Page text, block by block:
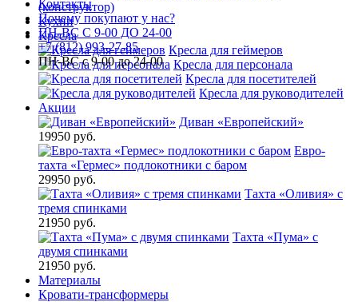
(конструктор)
Кухни
Кресла
Кресла для геймеров
Кресла для персонала
Кресла для посетителей
Кресла для руководителей
Акции
Диван «Европейский»
19950 руб.
Евро-
тахта «Гермес» подлокотники с баром
29950 руб.
Тахта «Оливия» с
тремя спинками
21950 руб.
Тахта «Пума» с
двумя спинками
21950 руб.
Материалы
Кровати-трансформеры
Контакты
Почему покупают у нас?
ПН-ВС С 9-00 ДО 24-00
+7 (812) 993-27-85
ПН-ВС с 9-00 до 24-00